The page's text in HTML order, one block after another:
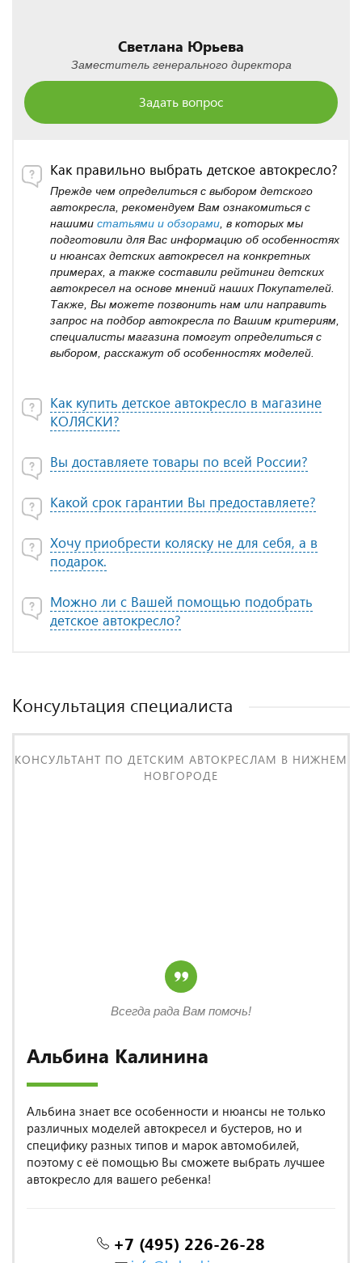
Светлана Юрьева
Заместитель генерального директора
Задать вопрос
Как правильно выбрать детское автокресло?
Прежде чем определиться с выбором детского
автокресла, рекомендуем Вам ознакомиться с
нашими статьями и обзорами , в которых мы
подготовили для Вас информацию об особенностях
и нюансах детских автокресел на конкретных
примерах, а также составили рейтинги детских
автокресел на основе мнений наших Покупателей.
Также, Вы можете позвонить нам или направить
запрос на подбор автокресла по Вашим критериям,
специалисты магазина помогут определиться с
выбором, расскажут об особенностях моделей.
Как купить детское автокресло в магазине
КОЛЯСКИ?
Вы доставляете товары по всей России?
Какой срок гарантии Вы предоставляете?
Хочу приобрести коляску не для себя, а в
подарок.
Можно ли с Вашей помощью подобрать
детское автокресло?
Консультация специалиста
КОНСУЛЬТАНТ ПО ДЕТСКИМ АВТОКРЕСЛАМ В НИЖНЕМ
НОВГОРОДЕ
Альбина Калинина
Альбина знает все особенности и нюансы не только
различных моделей автокресел и бустеров, но и
специфику разных типов и марок автомобилей,
поэтому с её помощью Вы сможете выбрать лучшее
автокресло для вашего ребенка!
+7 (495) 226-26-28
Всегда рада Вам помочь!